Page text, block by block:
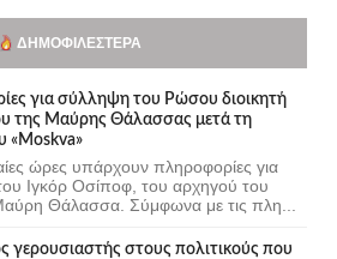
ΔΗΜΟΦΙΛΈΣΤΕΡΑ
για σύλληψη του Ρώσου διοικητή
της Mαύρης Θάλασσας μετά τη
«Moskva»
ώρες υπάρχουν πληροφορίες για
Ιγκόρ Οσίποφ, του αρχηγού του
Θάλασσα. Σύμφωνα με τις πλη...
γερουσιαστής στους πολιτικούς που